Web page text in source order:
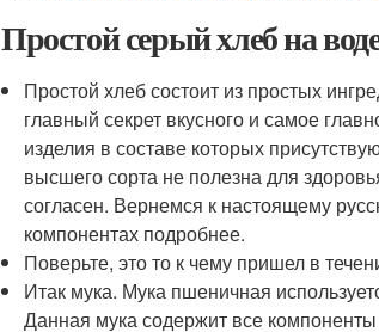
Простой серый хлеб на
Простой хлеб состоит из простых
главный секрет вкусного и самое
изделия в составе которых
высшего сорта не полезна для
согласен. Вернемся к настоящему
компонентах подробнее.
Поверьте, это то к чему пришел в
Итак мука. Мука пшеничная
Данная мука содержит все